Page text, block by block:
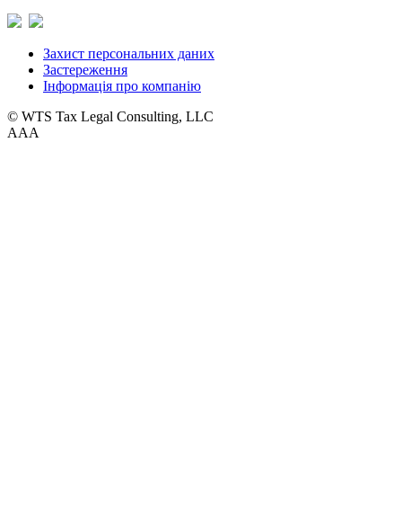
Захист персональних даних
Застереження
Інформація про компанію
© WTS Tax Legal Consulting, LLC
AAA